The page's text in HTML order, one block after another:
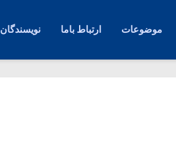
موضوعات ارتباط باما نویسندگان